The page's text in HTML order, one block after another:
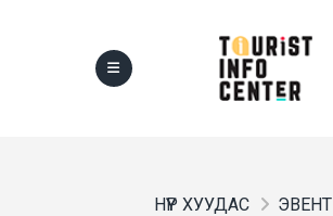
НҮҮР ХУУДАС
ЭВЕНТ